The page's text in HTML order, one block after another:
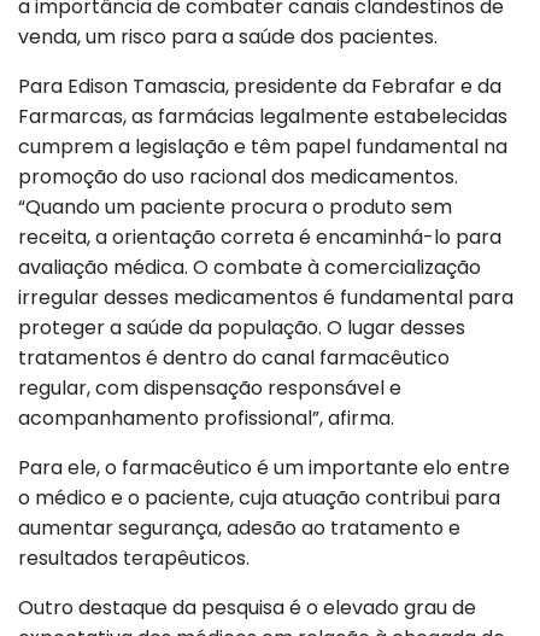
a importância de combater canais clandestinos de
venda, um risco para a saúde dos pacientes.
Para Edison Tamascia, presidente da Febrafar e da
Farmarcas, as farmácias legalmente estabelecidas
cumprem a legislação e têm papel fundamental na
promoção do uso racional dos medicamentos.
“Quando um paciente procura o produto sem
receita, a orientação correta é encaminhá-lo para
avaliação médica. O combate à comercialização
irregular desses medicamentos é fundamental para
proteger a saúde da população. O lugar desses
tratamentos é dentro do canal farmacêutico
regular, com dispensação responsável e
acompanhamento profissional”, afirma.
Para ele, o farmacêutico é um importante elo entre
o médico e o paciente, cuja atuação contribui para
aumentar segurança, adesão ao tratamento e
resultados terapêuticos.
Outro destaque da pesquisa é o elevado grau de